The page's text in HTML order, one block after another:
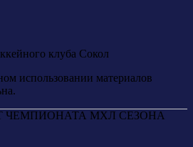
клуба Сокол
использовании материалов
ЧЕМПИОНАТА МХЛ СЕЗОНА